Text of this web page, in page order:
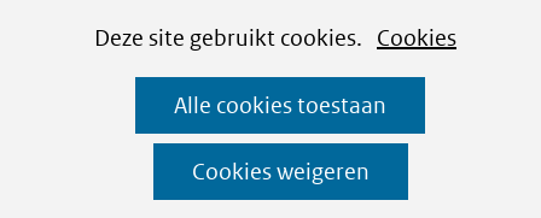
CookiesDeze site gebruikt cookies. Cookies
Alle cookies toestaan
Cookies weigeren
Ga
naar
de
inhoud